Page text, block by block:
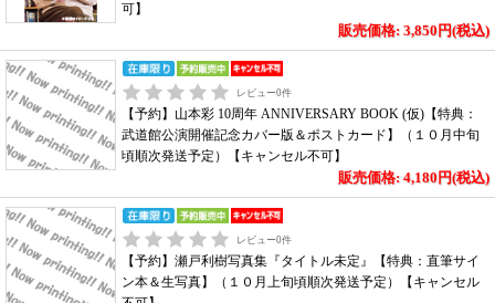
可】
販売価格: 3,850円(税込)
レビュー0件
【予約】山本彩 10周年 ANNIVERSARY BOOK (仮)【特典：
武道館公演開催記念カバー版＆ポストカード】（１０月中旬
頃順次発送予定）【キャンセル不可】
販売価格: 4,180円(税込)
レビュー0件
【予約】瀬戸利樹写真集『タイトル未定』【特典：直筆サイ
ン本＆生写真】（１０月上旬頃順次発送予定）【キャンセル